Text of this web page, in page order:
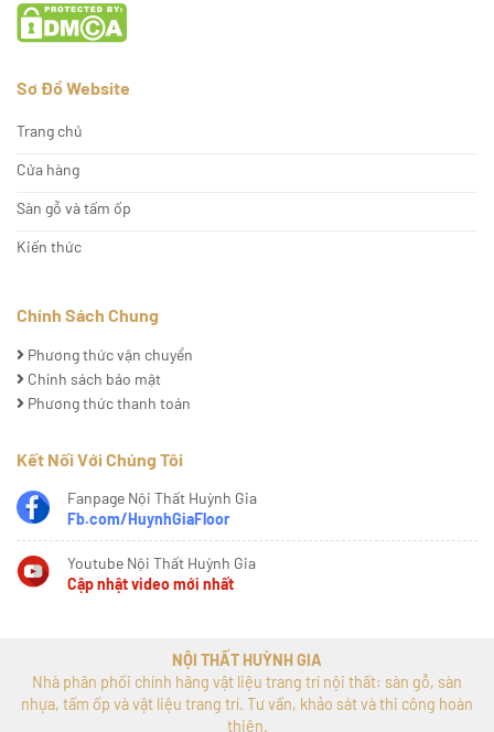
Sơ Đồ Website
Trang chủ
Cửa hàng
Sàn gỗ và tấm ốp
Kiến thức
Chính Sách Chung
Phương thức vận chuyển
Chính sách bảo mật
Phương thức thanh toán
Kết Nối Với Chúng Tôi
Fanpage Nội Thất Huỳnh Gia
Fb.com/HuynhGiaFloor
Youtube Nội Thất Huỳnh Gia
Cập nhật video mới nhất
NỘI THẤT HUỲNH GIA
Nhà phân phối chính hãng vật liệu trang trí nội thất: sàn gỗ, sàn
nhựa, tấm ốp và vật liệu trang trí. Tư vấn, khảo sát và thi công hoàn
thiện.